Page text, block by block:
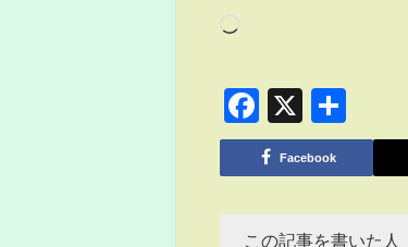
Facebook
X
有
Facebook
この記事を書いた人